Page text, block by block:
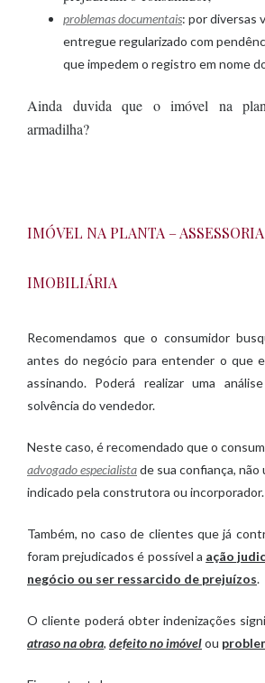
problemas documentais: por diversas
entregue regularizado com
que impedem o registro em nome
Ainda duvida que o imóvel na
armadilha?
IMÓVEL NA PLANTA –
IMOBILIÁRIA
Recomendamos que o consumidor
antes do negócio para entender o que
assinando. Poderá realizar uma
solvência do vendedor.
Neste caso, é recomendado que o
advogado especialistade sua confiança, não
indicado pela construtora ou incorporador.
Também, no caso de clientes que já
foram prejudicados é possível a ação
negócio ou ser ressarcido de prejuízos.
O cliente poderá obter indenizações
atraso na obra, defeito no imóvelou